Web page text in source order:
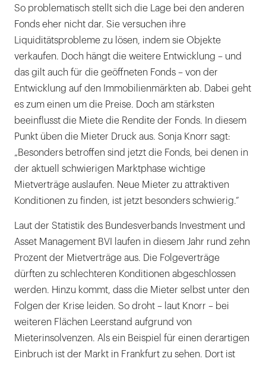
So problematisch stellt sich die Lage bei den anderen
Fonds eher nicht dar. Sie versuchen ihre
Liquiditätsprobleme zu lösen, indem sie Objekte
verkaufen. Doch hängt die weitere Entwicklung – und
das gilt auch für die geöffneten Fonds – von der
Entwicklung auf den Immobilienmärkten ab. Dabei geht
es zum einen um die Preise. Doch am stärksten
beeinflusst die Miete die Rendite der Fonds. In diesem
Punkt üben die Mieter Druck aus. Sonja Knorr sagt:
„Besonders betroffen sind jetzt die Fonds, bei denen in
der aktuell schwierigen Marktphase wichtige
Mietverträge auslaufen. Neue Mieter zu attraktiven
Konditionen zu finden, ist jetzt besonders schwierig.“
Laut der Statistik des Bundesverbands Investment und
Asset Management BVI laufen in diesem Jahr rund zehn
Prozent der Mietverträge aus. Die Folgeverträge
dürften zu schlechteren Konditionen abgeschlossen
werden. Hinzu kommt, dass die Mieter selbst unter den
Folgen der Krise leiden. So droht – laut Knorr – bei
weiteren Flächen Leerstand aufgrund von
Mieterinsolvenzen. Als ein Beispiel für einen derartigen
Einbruch ist der Markt in Frankfurt zu sehen. Dort ist